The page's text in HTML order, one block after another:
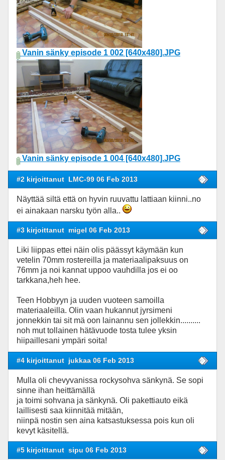
Vanin sänky episode 1 002 [640x480].JPG
Vanin sänky episode 1 004 [640x480].JPG
#2 kirjoittanut LMC-99 06 Feb 2013
Näyttää siltä että on hyvin ruuvattu lattiaan kiinni..no
ei ainakaan narsku työn alla..
#3 kirjoittanut migel 06 Feb 2013
Liki liippas ettei näin olis päässyt käymään kun
vetelin 70mm rostereilla ja materiaalipaksuus on
76mm ja noi kannat uppoo vauhdilla jos ei oo
tarkkana,heh hee.
Teen Hobbyyn ja uuden vuoteen samoilla
materiaaleilla. Olin vaan hukannut jyrsimeni
jonnekkin tai sit mä oon lainannu sen jollekkin..........
noh mut tollainen hätävuode tosta tulee yksin
hiipaillesani ympäri soita!
#4 kirjoittanut jukkaa 06 Feb 2013
Mulla oli chevyvanissa rockysohva sänkynä. Se sopi
sinne ihan heittämällä
ja toimi sohvana ja sänkynä. Oli pakettiauto eikä
laillisesti saa kiinnitää mitään,
niinpä nostin sen aina katsastuksessa pois kun oli
kevyt käsitellä.
#5 kirjoittanut sipu 06 Feb 2013